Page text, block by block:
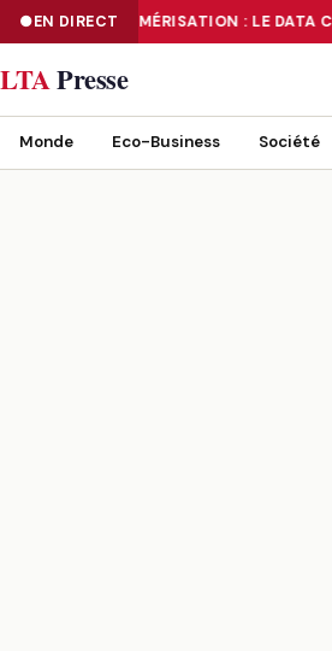
EN DIRECTNUMÉRISATION : LE DATA
NUMÉRISATION : LE DATA CENTER
LTAPresse
Monde Eco-Business Société